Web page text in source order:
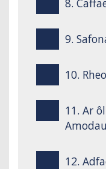
9.
10.
11. Ar
Amodau
12.